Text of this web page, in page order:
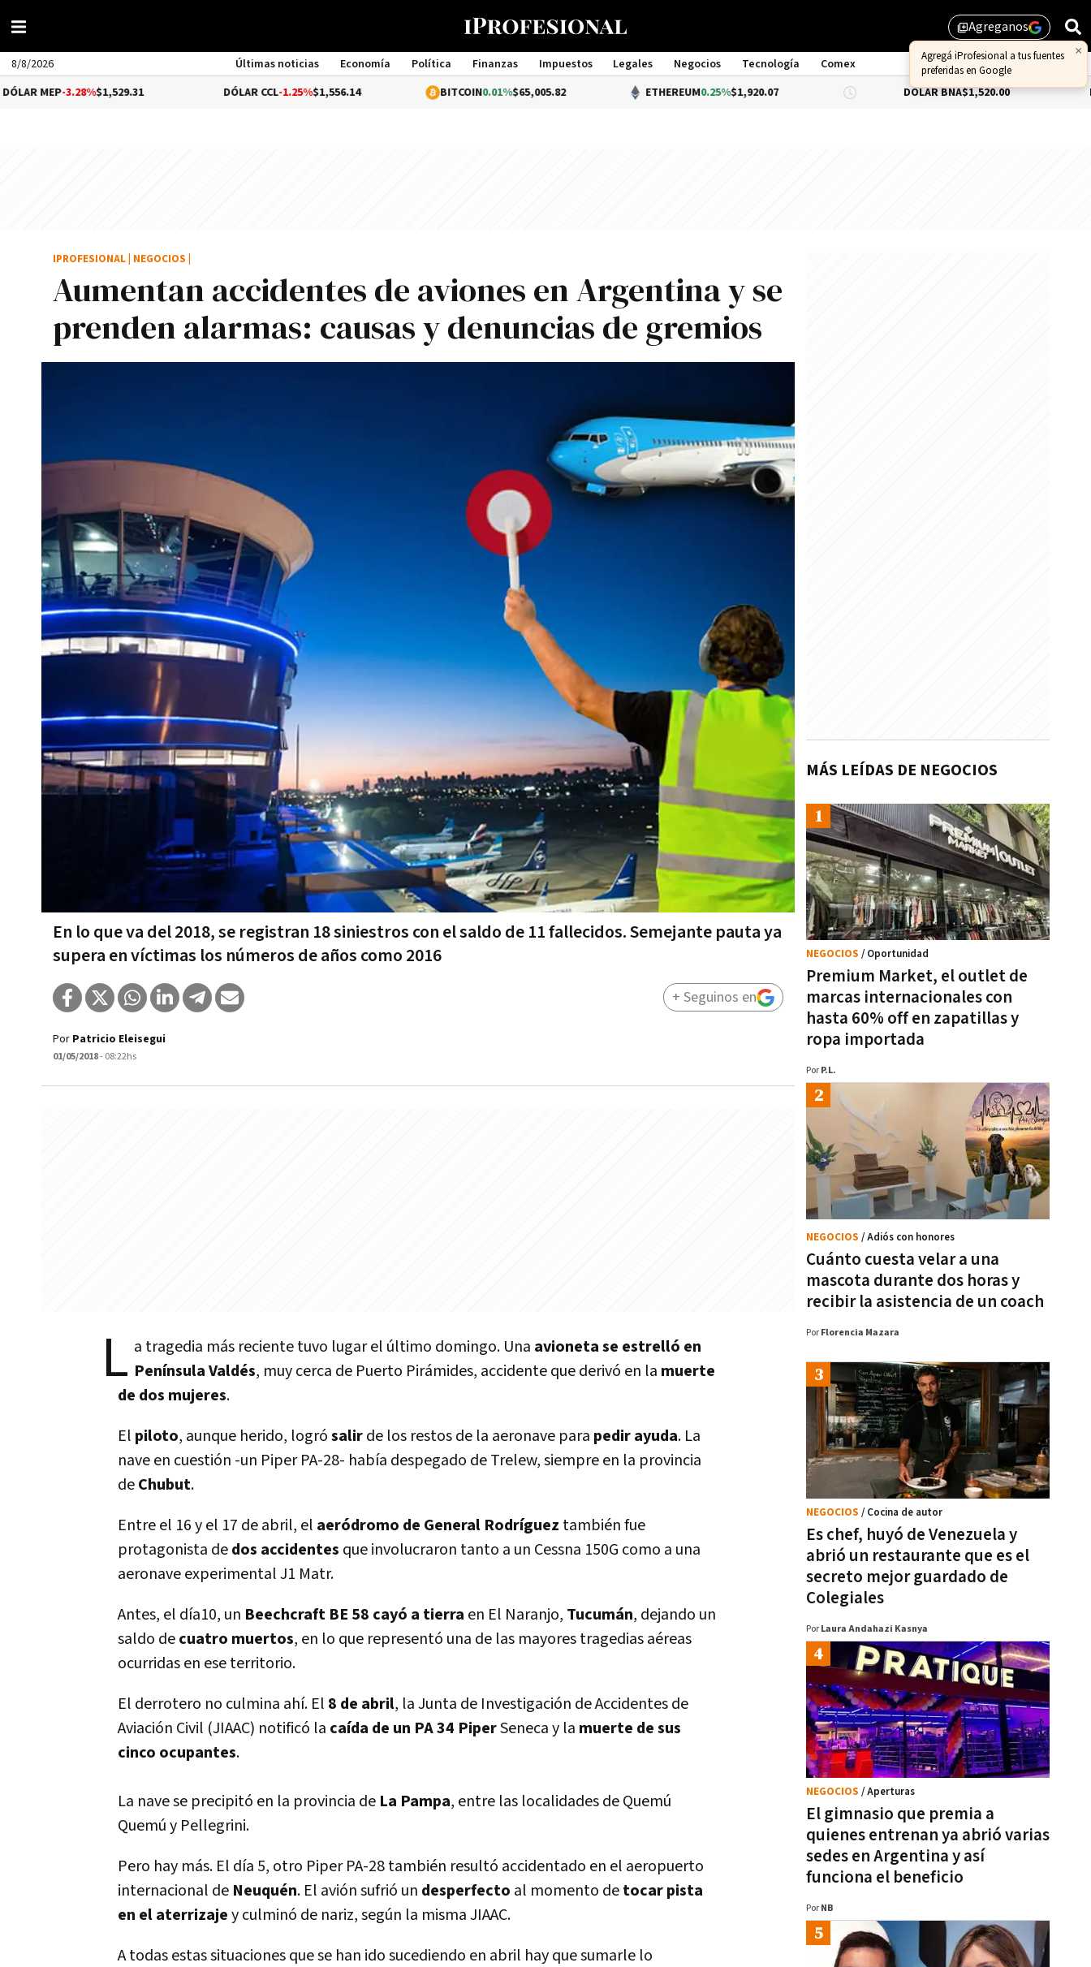
library_addAgreganos
×
Agregá iProfesional a tus fuentes
preferidas en Google
8/8/2026 Últimas noticias Economía Política Finanzas Impuestos Legales Negocios Tecnología
Comex
Management
-3.28%$1,529.31 DÓLAR CCL-1.25%$1,556.14 BITCOIN0.01%$65,005.82 ETHEREUM0.25%$1,920.07 DÓLAR BNA$1,520.00 DÓLAR
Aumentan accidentes de aviones en Argentina y se
prenden alarmas: causas y denuncias de gremios
En lo que va del 2018, se registran 18 siniestros con el saldo de 11 fallecidos. Semejante pauta ya
supera en víctimas los números de años como 2016
IPROFESIONAL NEGOCIOS
Por Patricio Eleisegui
01/05/2018- 08:22hs
+ Seguinos en
L a tragedia más reciente tuvo lugar el último domingo. Una avioneta se estrelló en
Pení­nsula Valdés, muy cerca de Puerto Pirámides, accidente que derivó en la muerte
de dos mujeres.
El piloto, aunque herido, logrósalirde los restos de la aeronave para pedir ayuda. La
nave en cuestión -un Piper PA-28- habí­a despegado de Trelew, siempre en la provincia
deChubut.
Entre el 16 y el 17 de abril, el aeródromo de General Rodrí­guez también fue
protagonista dedos accidentes que involucraron tanto a un Cessna 150G como a una
aeronave experimental J1 Matr.
Antes, el dí­a10, un Beechcraft BE 58 cayó a tierra en El Naranjo, Tucumán, dejando un
saldo decuatro muertos, en lo que representó una de las mayores tragedias aéreas
ocurridas en ese territorio.
El derrotero no culmina ahí­. El 8 de abril, la Junta de Investigación de Accidentes de
Aviación Civil (JIAAC) notificó la caí­da de un PA 34 PiperSeneca y la muerte de sus
cinco ocupantes.
La nave se precipitó en la provincia de La Pampa, entre las localidades de Quemú
Quemú y Pellegrini.
Pero hay más. El dí­a 5, otro Piper PA-28 también resultó accidentado en el aeropuerto
internacional de Neuquén. El avión sufrió un desperfecto al momento detocar pista
en el aterrizajey culminó de nariz, según la misma JIAAC.
A todas estas situaciones que se han ido sucediendo en abril hay que sumarle lo
MÁS LEÍDAS DE NEGOCIOS
Premium Market, el outlet de
marcas internacionales con
hasta 60% off en zapatillas y
ropa importada
NEGOCIOS / Oportunidad
Por P.L.
Cuánto cuesta velar a una
mascota durante dos horas y
recibir la asistencia de un coach
NEGOCIOS / Adiós con honores
Por Florencia Mazara
Es chef, huyó de Venezuela y
abrió un restaurante que es el
secreto mejor guardado de
Colegiales
NEGOCIOS / Cocina de autor
Por Laura Andahazi Kasnya
El gimnasio que premia a
quienes entrenan ya abrió varias
sedes en Argentina y así
funciona el beneficio
NEGOCIOS / Aperturas
Por NB